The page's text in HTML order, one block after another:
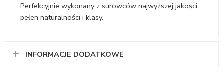
Perfekcyjnie wykonany z surowców najwyższej jakości,
pełen naturalności i klasy.
INFORMACJE DODATKOWE